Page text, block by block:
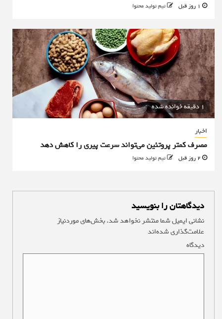
تیم تولید محتوا
1 دقیقه خوانده شده
اخبار
مصرف کمتر پروتئین می‌تواند سرعت پیری را کاهش دهد
تیم تولید محتوا
دیدگاهتان را بنویسید
نشانی ایمیل شما منتشر نخواهد شد.بخش‌های موردنیاز
علامت‌گذاری شده‌اند
دیدگاه